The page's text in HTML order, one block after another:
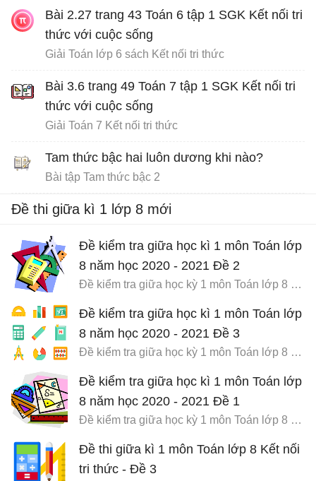
Bài 2.27 trang 43 Toán 6 tập 1 SGK Kết nối tri
thức với cuộc sống
Giải Toán lớp 6 sách Kết nối tri thức
Bài 3.6 trang 49 Toán 7 tập 1 SGK Kết nối tri
thức với cuộc sống
Giải Toán 7 Kết nối tri thức
Tam thức bậc hai luôn dương khi nào?
Bài tập Tam thức bậc 2
Đề thi giữa kì 1 lớp 8 mới
Đề kiểm tra giữa học kì 1 môn Toán lớp
8 năm học 2020 - 2021 Đề 2
Đề kiểm tra giữa học kỳ 1 môn Toán lớp 8 có đáp án
Đề kiểm tra giữa học kì 1 môn Toán lớp
8 năm học 2020 - 2021 Đề 3
Đề kiểm tra giữa học kỳ 1 môn Toán lớp 8 có đáp án
Đề kiểm tra giữa học kì 1 môn Toán lớp
8 năm học 2020 - 2021 Đề 1
Đề kiểm tra giữa học kỳ 1 môn Toán lớp 8 có đáp án
Đề thi giữa kì 1 môn Toán lớp 8 Kết nối
tri thức - Đề 3